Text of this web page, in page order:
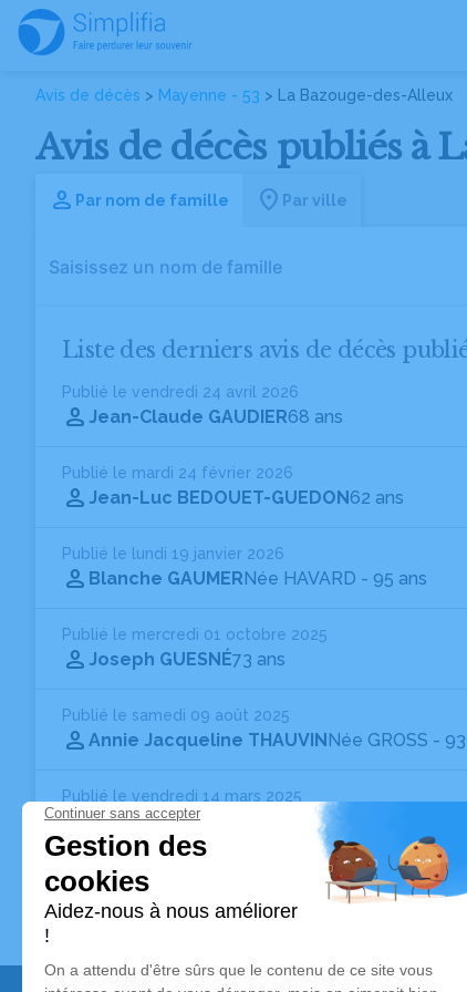
Avis de décès > Mayenne - 53 > La Bazouge-des-Alleux
Avis de décès publiés à
Par nom de famille Par ville
Liste des derniers avis de décès
Publié le vendredi 24 avril 2026
Jean-Claude GAUDIER68 ans
Publié le mardi 24 février 2026
Jean-Luc BEDOUET-GUEDON62 ans
Publié le lundi 19 janvier 2026
Blanche GAUMERNée HAVARD - 95 ans
Publié le mercredi 01 octobre 2025
Joseph GUESNÉ73 ans
Publié le samedi 09 août 2025
Annie Jacqueline THAUVINNée GROSS -
Publié le vendredi 14 mars 2025
Denise MEIGRET Née LENOIR
Vous ne trouvez pas l’avis de décès
Pour affiner votre recherche, utilisez la barre de
Pour toute question relative au fonctionnement